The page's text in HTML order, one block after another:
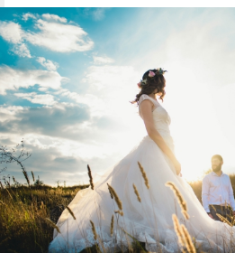
ト
ピ
ライフスタイル
ソーシャル
アイテム
ウートピと
Facebook